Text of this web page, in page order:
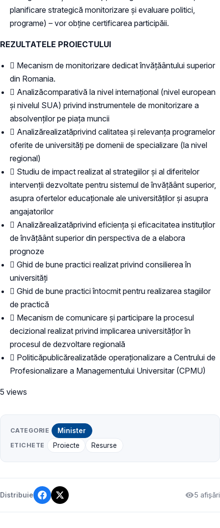
planificare strategică monitorizare și evaluare politici,
programe) – vor obține certificarea participăii.
REZULTATELE PROIECTULUI
 Mecanism de monitorizare dedicat învățăântului superior
din Romania.
 Analizăcomparativă la nivel internațional (nivel european
și nivelul SUA) privind instrumentele de monitorizare a
absolvenților pe piața muncii
 Analizărealizatăprivind calitatea și relevanța programelor
oferite de universități pe domenii de specializare (la nivel
regional)
 Studiu de impact realizat al strategiilor și al diferitelor
intervenții dezvoltate pentru sistemul de învățăânt superior,
asupra ofertelor educaționale ale universităților și asupra
angajatorilor
 Analizărealizatăprivind eficiența și eficacitatea instituților
de învățăânt superior din perspectiva de a elabora
prognoze
 Ghid de bune practici realizat privind consilierea în
universități
 Ghid de bune practici întocmit pentru realizarea stagiilor
de practică
 Mecanism de comunicare și participare la procesul
decizional realizat privind implicarea universitățlor în
procesul de dezvoltare regională
 Politicăpublicărealizatăde operaționalizare a Centrului de
Profesionalizare a Managementului Universitar (CPMU)
5 views
CATEGORIE Minister
ETICHETE Proiecte Resurse
Distribuie 5 afișări